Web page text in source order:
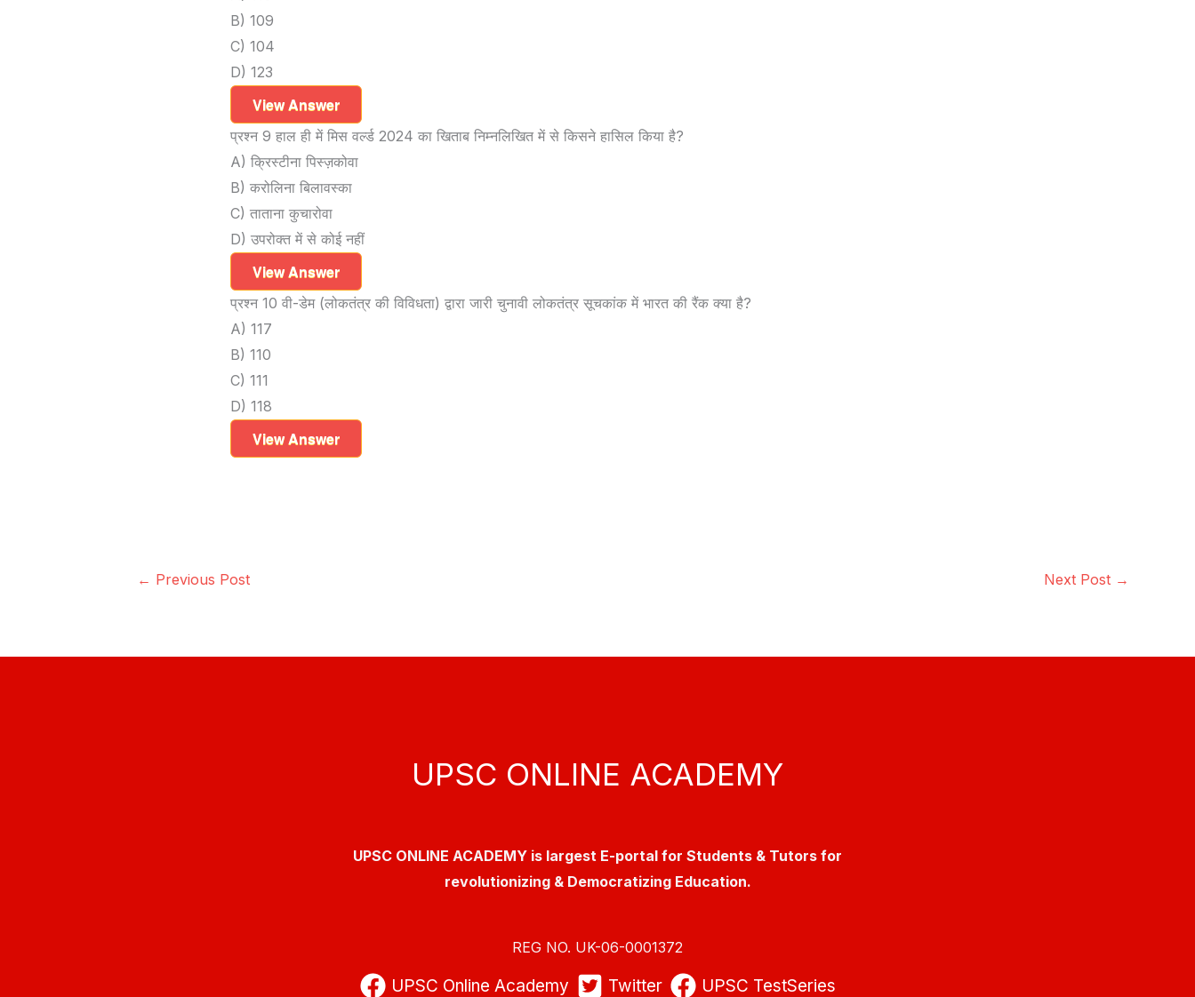
B) 109
C) 104
D) 123
View Answer
प्रश्न 9 हाल ही में मिस वर्ल्ड 2024 का खिताब निम्नलिखित में से किसने हासिल किया है?
A) क्रिस्टीना पिस्ज़कोवा
B) करोलिना बिलावस्का
C) ताताना कुचारोवा
D) उपरोक्त में से कोई नहीं
View Answer
प्रश्न 10 वी-डेम (लोकतंत्र की विविधता) द्वारा जारी चुनावी लोकतंत्र सूचकांक में भारत की रैंक क्या है?
A) 117
B) 110
C) 111
D) 118
View Answer
← Previous Post Next Post →
UPSC ONLINE ACADEMY
UPSC ONLINE ACADEMY is largest E-portal for Students & Tutors for
revolutionizing & Democratizing Education.
REG NO. UK-06-0001372
UPSC Online Academy Twitter UPSC TestSeries